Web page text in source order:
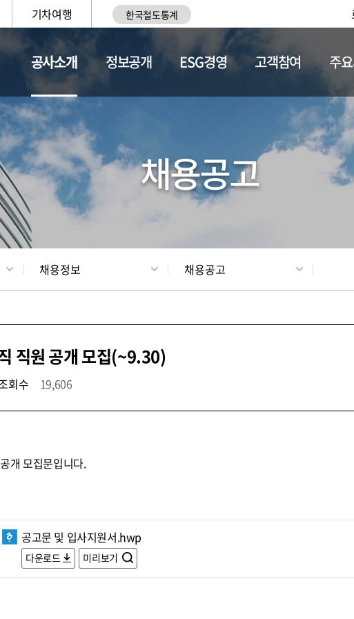
기차여행 한국철도통계
공사소개
일반현황 채용정보
정보공개 ESG경영 고객참여 주
채용공고
채용정보 채용공고
직원 공개 모집(~9.30)
회수 19,606
개 모집문입니다.
공고문 및 입사지원서.hwp
다운로드 미리보기